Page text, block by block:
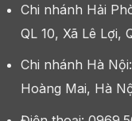
Chi nhánh Hải
QL 10, Xã Lê Lợi,
Chi nhánh Hà
Hoàng Mai, Hà